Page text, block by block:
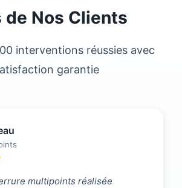
de Nos Clients
interventions réussies avec
garantie
multipoints réalisée